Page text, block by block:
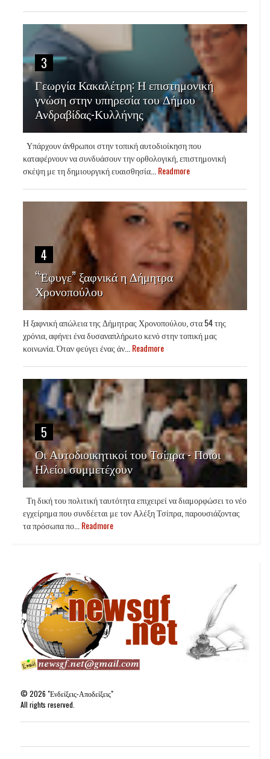
3
Γεωργία Κακαλέτρη: Η επιστημονική
γνώση στην υπηρεσία του Δήμου
Ανδραβίδας-Κυλλήνης
Υπάρχουν άνθρωποι στην τοπική αυτοδιοίκηση που
καταφέρνουν να συνδυάσουν την ορθολογική, επιστημονική
σκέψη με τη δημιουργική ευαισθησία... Readmore
4
“Έφυγε” ξαφνικά η Δήμητρα
Χρονοπούλου
Η ξαφνική απώλεια της Δήμητρας Χρονοπούλου, στα 54 της
χρόνια, αφήνει ένα δυσαναπλήρωτο κενό στην τοπική μας
κοινωνία. Όταν φεύγει ένας άν... Readmore
5
Οι Αυτοδιοικητικοί του Τσίπρα - Ποιοι
Ηλείοι συμμετέχουν
Τη δική του πολιτική ταυτότητα επιχειρεί να διαμορφώσει το νέο
εγχείρημα που συνδέεται με τον Αλέξη Τσίπρα, παρουσιάζοντας
τα πρόσωπα πο... Readmore
©2026 "Ενδείξεις-Αποδείξεις"
All rights reserved.